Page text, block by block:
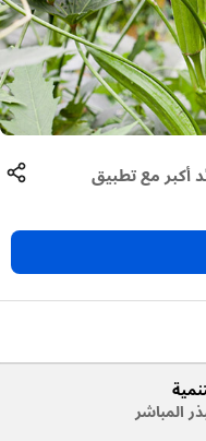
أكبر مع تطبيق
المباشر